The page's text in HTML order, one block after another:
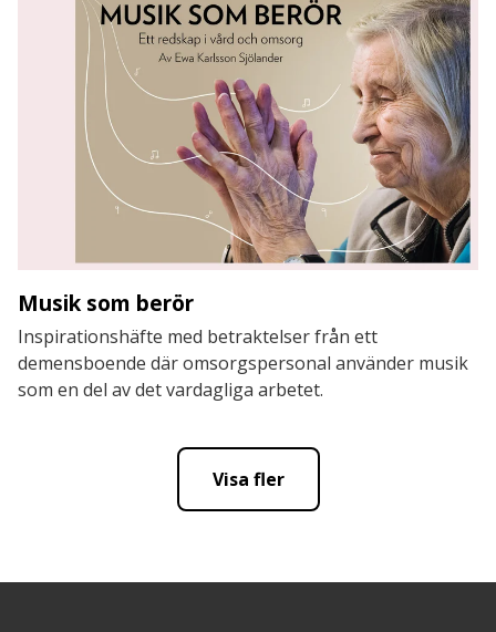
Musik som berör
Inspirationshäfte med betraktelser från ett
demensboende där omsorgspersonal använder musik
som en del av det vardagliga arbetet.
Visa fler